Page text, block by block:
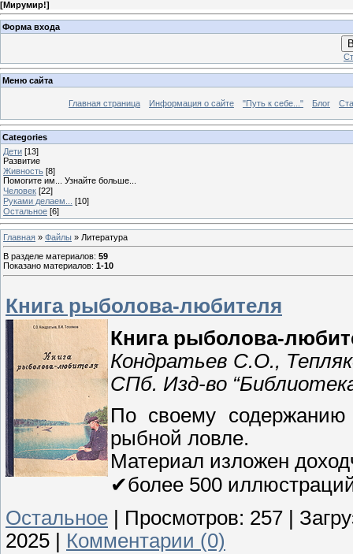
[Мирумир!]
Форма входа
Меню сайта
Главная страница Информация о сайте "Путь к себе..." Блог
Categories
Дети [13]
Развитие
Живность [8]
Помогите им... Узнайте больше...
Человек [22]
Руками делаем...
[10]
Остальное [6]
Главная » Файлы » Литература
В разделе материалов: 59
Показано материалов: 1-10
Книга рыболова-любителя
Книга рыболова-
Кондратьев С.О.,
СПб. Изд-во
По своему содержанию
рыбной ловле.
Материал изложен
✔︎более 500
Остальное | Просмотров: 257 |
2025 | Комментарии (0)